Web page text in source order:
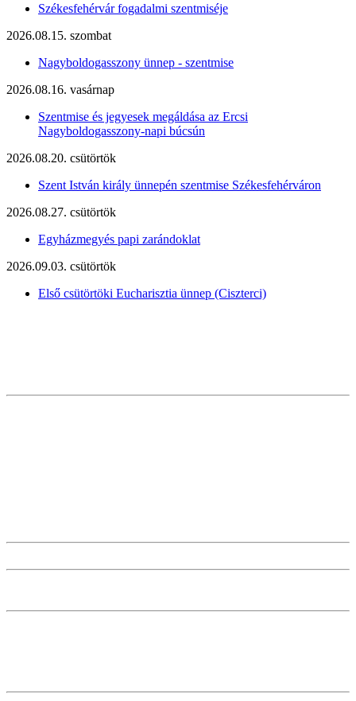
Székesfehérvár fogadalmi szentmiséje
2026.08.15. szombat
Nagyboldogasszony ünnep - szentmise
2026.08.16. vasárnap
Szentmise és jegyesek megáldása az Ercsi
Nagyboldogasszony-napi búcsún
2026.08.20. csütörtök
Szent István király ünnepén szentmise Székesfehérváron
2026.08.27. csütörtök
Egyházmegyés papi zarándoklat
2026.09.03. csütörtök
Első csütörtöki Eucharisztia ünnep (Ciszterci)